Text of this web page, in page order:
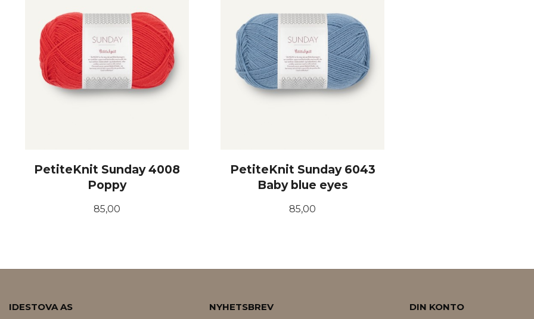
PetiteKnit Sunday 4008
Poppy
Pris
85,00
PetiteKnit Sunday 6043
Baby blue eyes
Pris
85,00
IDESTOVA AS NYHETSBREV DIN KONTO